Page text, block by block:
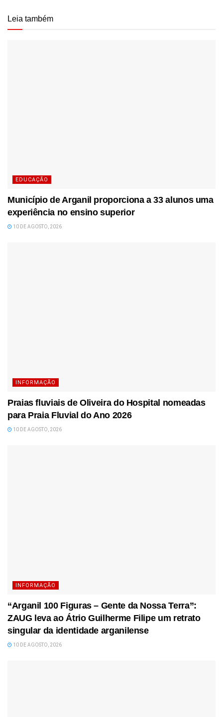
Leia também
EDUCAÇÃO
Município de Arganil proporciona a 33 alunos uma
experiência no ensino superior
10 DE AGOSTO, 2026
INFORMAÇÃO
Praias fluviais de Oliveira do Hospital nomeadas
para Praia Fluvial do Ano 2026
10 DE AGOSTO, 2026
INFORMAÇÃO
“Arganil 100 Figuras – Gente da Nossa Terra”:
ZAUG leva ao Átrio Guilherme Filipe um retrato
singular da identidade arganilense
10 DE AGOSTO, 2026